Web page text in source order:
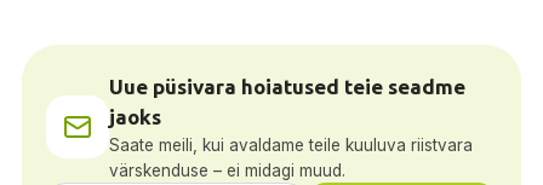
Uue püsivara hoiatused teie seadme
jaoks
Saate meili, kui avaldame teile kuuluva riistvara
värskenduse – ei midagi muud.